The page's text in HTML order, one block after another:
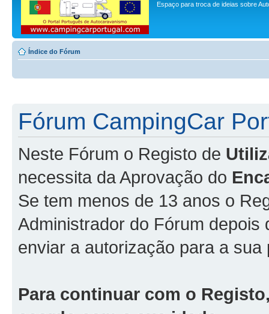
Espaço para troca de ideias sobre
Índice do Fórum
Fórum CampingCar
Neste Fórum o Registo de
necessita da Aprovação do
Se tem menos de 13 anos o
Administrador do Fórum
enviar a autorização para a sua
Para continuar com o